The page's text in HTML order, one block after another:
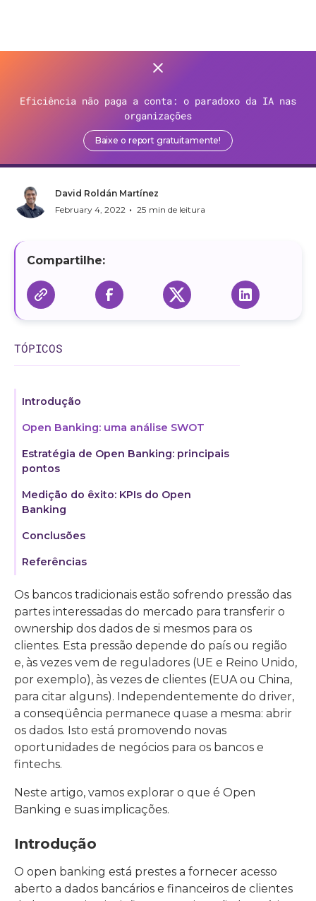
Eficiência não paga a conta: o paradoxo da IA nas
organizações
Baixe o report gratuitamente!
Mudando para o Open
Banking
David Roldán Martínez
February 4, 2022 • 25 min de leitura
Os bancos tradicionais estão sofrendo pressão das
partes interessadas do mercado para transferir o
ownership dos dados de si mesmos para os
clientes. Esta pressão depende do país ou região
e, às vezes vem de reguladores (UE e Reino Unido,
por exemplo), às vezes de clientes (EUA ou China,
para citar alguns). Independentemente do driver,
a conseqüência permanece quase a mesma: abrir
os dados. Isto está promovendo novas
oportunidades de negócios para os bancos e
fintechs.
Neste artigo, vamos explorar o que é Open
Banking e suas implicações.
Introdução
O open banking está prestes a fornecer acesso
aberto a dados bancários e financeiros de clientes
Compartilhe:
TÓPICOS
Introdução
Open Banking: uma análise SWOT
Estratégia de Open Banking: principais
pontos
Medição do êxito: KPIs do Open
Banking
Conclusões
Referências